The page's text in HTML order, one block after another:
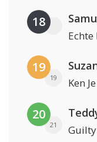
18
Echte
19
19 Ken
20
21 Guilty